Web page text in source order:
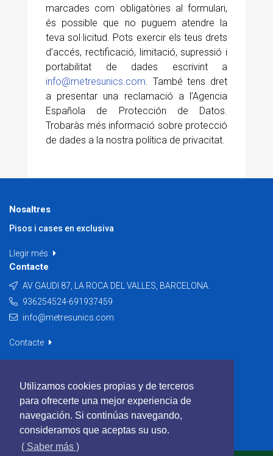
Utilizamos cookies propias y de terceros
para ofrecerte una mejor experiencia de
navegación. Si continúas navegando,
consideramos que aceptas su uso.
( Saber más )
marcades com obligatòries al formulari,
és possible que no puguem atendre la
teva sol·licitud. Pots exercir els teus drets
d’accés, rectificació, limitació, supressió i
portabilitat de dades escrivint a
info@metresunics.com. També tens dret
a presentar una reclamació a l’Agencia
Española de Protección de Datos.
Trobaràs més informació sobre protecció
de dades a la nostra política de privacitat.
Nosaltres
Pisos i cases en exclusiva
Llegir més
Contacte
AV GAUDI 87, LA ROCA DEL VALLES, BARCELONA.
936254524-691937459
info@metresunics.com
Contacte